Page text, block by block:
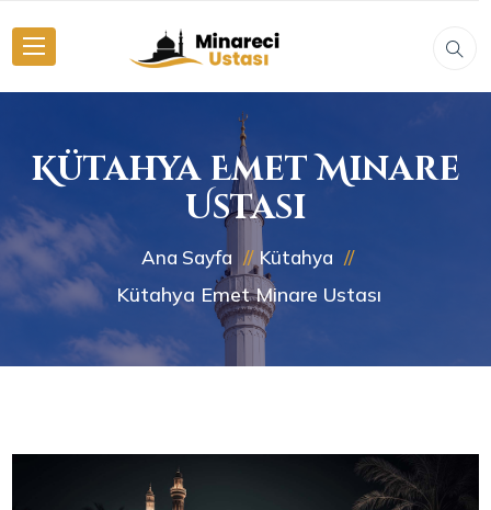
Kütahya Emet Minare
Ustası
Ana Sayfa Kütahya
Kütahya Emet Minare Ustası